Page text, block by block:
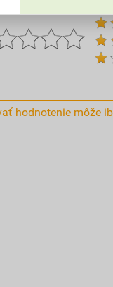
hodnotenie môže